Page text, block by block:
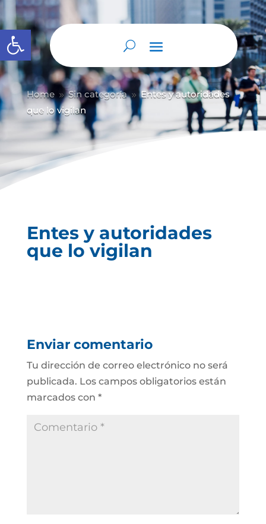
Abrir barra de herramientas
Home 9 Sin categoría 9 Entes y autoridades
que lo vigilan
Entes y autoridades
que lo vigilan
Enviar comentario
Tu dirección de correo electrónico no será
publicada. Los campos obligatorios están
marcados con *